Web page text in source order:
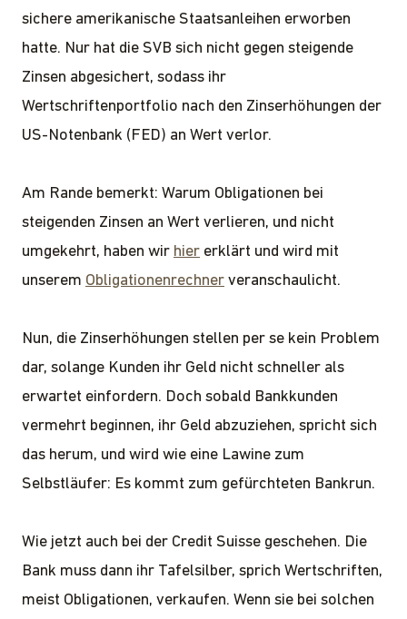
sichere amerikanische Staatsanleihen erworben
hatte. Nur hat die SVB sich nicht gegen steigende
Zinsen abgesichert, sodass ihr
Wertschriftenportfolio nach den Zinserhöhungen der
US-Notenbank (FED) an Wert verlor.
Am Rande bemerkt: Warum Obligationen bei
steigenden Zinsen an Wert verlieren, und nicht
umgekehrt, haben wir hier erklärt und wird mit
unserem Obligationenrechner veranschaulicht.
Nun, die Zinserhöhungen stellen per se kein Problem
dar, solange Kunden ihr Geld nicht schneller als
erwartet einfordern. Doch sobald Bankkunden
vermehrt beginnen, ihr Geld abzuziehen, spricht sich
das herum, und wird wie eine Lawine zum
Selbstläufer: Es kommt zum gefürchteten Bankrun.
Wie jetzt auch bei der Credit Suisse geschehen. Die
Bank muss dann ihr Tafelsilber, sprich Wertschriften,
meist Obligationen, verkaufen. Wenn sie bei solchen